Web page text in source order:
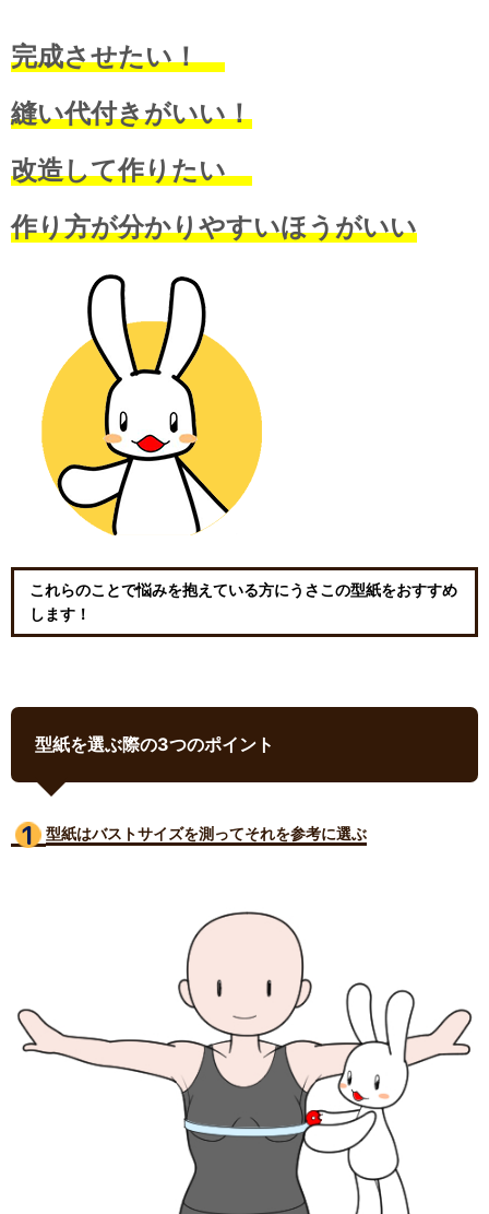
完成させたい！
縫い代付きがいい！
改造して作りたい
作り方が分かりやすいほうがいい
これらのことで悩みを抱えている方にうさこの型紙をおすすめ
します！
型紙を選ぶ際の3つのポイント
型紙はバストサイズを測ってそれを参考に選ぶ